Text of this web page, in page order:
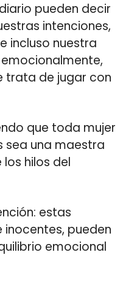
pueden decir
intenciones,
incluso nuestra
trata de jugar con
que toda mujer
sea una maestra
hilos del
estas
pueden
emocional